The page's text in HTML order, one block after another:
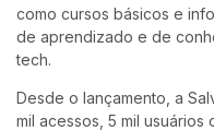
como cursos básicos e
de aprendizado e de
tech.
Desde o lançamento, a
mil acessos, 5 mil usuários